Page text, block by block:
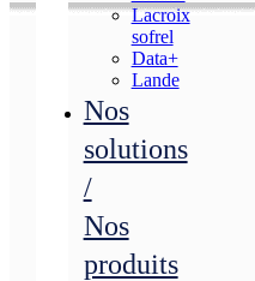
Lacroix
sofrel
Data+
Lande
Nos
solutions
/
Nos
produits